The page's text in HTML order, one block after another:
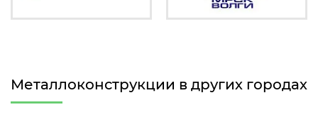
Металлоконструкции в других городах